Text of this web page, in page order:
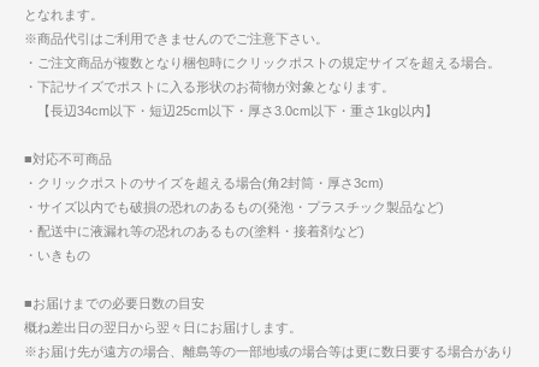
となれます。
※商品代引はご利用できませんのでご注意下さい。
・ご注文商品が複数となり梱包時にクリックポストの規定サイズを超える場合。
・下記サイズでポストに入る形状のお荷物が対象となります。
【長辺34cm以下・短辺25cm以下・厚さ3.0cm以下・重さ1kg以内】
■対応不可商品
・クリックポストのサイズを超える場合(角2封筒・厚さ3cm)
・サイズ以内でも破損の恐れのあるもの(発泡・プラスチック製品など)
・配送中に液漏れ等の恐れのあるもの(塗料・接着剤など)
・いきもの
■お届けまでの必要日数の目安
概ね差出日の翌日から翌々日にお届けします。
※お届け先が遠方の場合、離島等の一部地域の場合等は更に数日要する場合があり